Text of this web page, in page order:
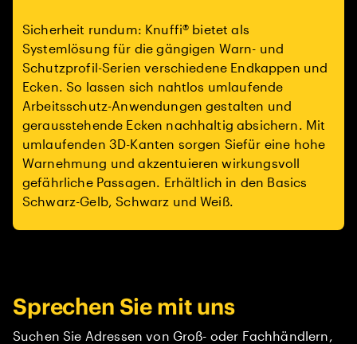
Sicherheit rundum: Knuffi® bietet als
Systemlösung für die gängigen Warn- und
Schutzprofil-Serien verschiedene Endkappen und
Ecken. So lassen sich nahtlos umlaufende
Arbeitsschutz-Anwendungen gestalten und
gerausstehende Ecken nachhaltig absichern. Mit
umlaufenden 3D-Kanten sorgen Siefür eine hohe
Warnehmung und akzentuieren wirkungsvoll
gefährliche Passagen. Erhältlich in den Basics
Schwarz-Gelb, Schwarz und Weiß.
Sprechen Sie mit uns
Suchen Sie Adressen von Groß- oder Fachhändlern,